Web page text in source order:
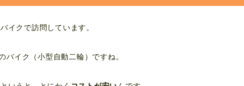
イクで訪問しています。
バイク（小型自動二輪）ですね。